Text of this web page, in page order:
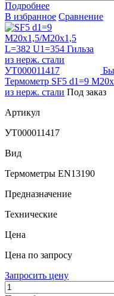
Подробнее
В избранное Сравнение
Термометр SF5 d1=9
из нерж. стали Под заказ
Артикул
УТ000011417
Вид
Термометры EN13190
Предназначение
Технические
Цена
Цена по запросу
Запросить цену